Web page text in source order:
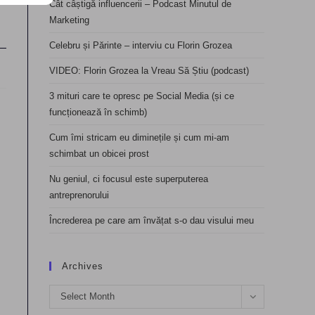
Cât câștigă influencerii – Podcast Minutul de
Marketing
Celebru și Părinte – interviu cu Florin Grozea
VIDEO: Florin Grozea la Vreau Să Știu (podcast)
3 mituri care te opresc pe Social Media (și ce
funcționează în schimb)
Cum îmi stricam eu diminețile și cum mi-am
schimbat un obicei prost
Nu geniul, ci focusul este superputerea
antreprenorului
Încrederea pe care am învățat s-o dau visului meu
Archives
Archives
Select Month